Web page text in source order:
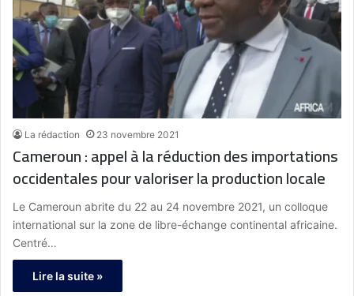
La rédaction 23 novembre 2021
Cameroun : appel à la réduction des importations
occidentales pour valoriser la production locale
Le Cameroun abrite du 22 au 24 novembre 2021, un colloque
international sur la zone de libre-échange continental africaine.
Centré…
Lire la suite »